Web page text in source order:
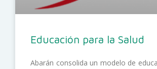
Educación para la Salud
Abarán consolida un modelo de